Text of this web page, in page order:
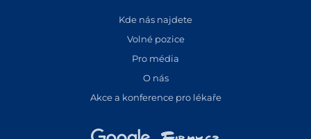
Kde nás najdete
Volné pozice
Pro média
O nás
Akce a konference pro lékaře